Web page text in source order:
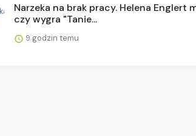
Narzeka na brak pracy. Helena Englert
czy wygra "Tanie...
9 godzin temu